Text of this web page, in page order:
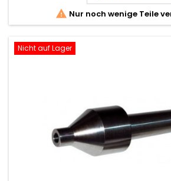
 Nur noch wenige Teile
Nicht auf Lager